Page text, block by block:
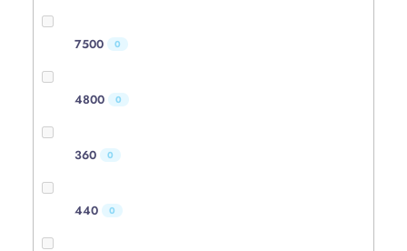
7500 0
4800 0
360 0
440 0